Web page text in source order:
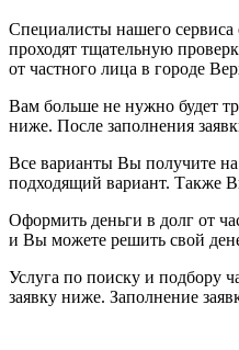
Специалисты нашего
проходят тщательную
от частного лица в городе
Вам больше не нужно будет
ниже. После заполнения
Все варианты Вы получите
подходящий вариант. Также
Оформить деньги в долг от
и Вы можете решить свой
Услуга по поиску и подбору
заявку ниже. Заполнение